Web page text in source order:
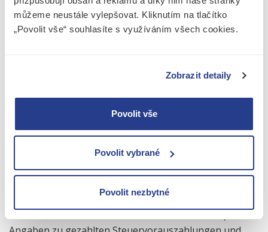
můžeme neustále vylepšovat. Kliknutím na tlačítko
„Povolit vše“ souhlasíte s využíváním všech cookies.
Zobrazit detaily
Povolit vše
Povolit vybrané
Povolit nezbytné
Das Ergebnis ist derendgültige Steuerbetrag, den
Sie zu zahlen haben.